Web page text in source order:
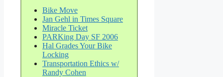
Bike Move
Jan Gehl in Times Square
Miracle Ticket
PARKing Day SF 2006
Hal Grades Your Bike
Locking
Transportation Ethics w/
Randy Cohen